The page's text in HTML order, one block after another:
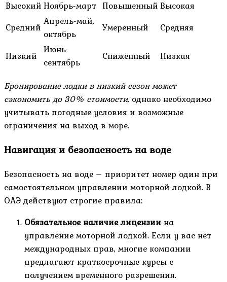
ВысокийНоябрь-март ПовышенныйВысокая
Средний Апрель-май,
октябрь
Умеренный Средняя
Низкий Июнь-
сентябрь
Сниженный Низкая
Бронирование лодки в низкий сезон может
сэкономить до 30% стоимости, однако необходимо
учитывать погодные условия и возможные
ограничения на выход в море.
Навигация и безопасность на воде
Безопасность на воде – приоритет номер один при
самостоятельном управлении моторной лодкой. В
ОАЭ действуют строгие правила:
Обязательное наличие лицензии на
управление моторной лодкой. Если у вас нет
международных прав, многие компании
предлагают краткосрочные курсы с
получением временного разрешения.